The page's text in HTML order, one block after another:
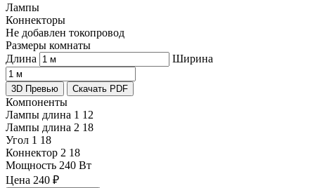
Лампы
Коннекторы
Не добавлен токопровод
Размеры комнаты
Длина
Ширина
3D Превью Скачать PDF
Компоненты
Лампы длина 1 12
Лампы длина 2 18
Угол 1 18
Коннектор 2 18
Мощность 240 Вт
Цена 240 ₽